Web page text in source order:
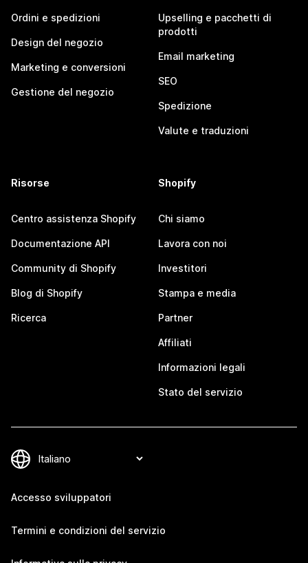
Ordini e spedizioni
Design del negozio
Marketing e conversioni
Gestione del negozio
Upselling e pacchetti di
prodotti
Email marketing
SEO
Spedizione
Valute e traduzioni
Risorse
Centro assistenza Shopify
Documentazione API
Community di Shopify
Blog di Shopify
Ricerca
Shopify
Chi siamo
Lavora con noi
Investitori
Stampa e media
Partner
Affiliati
Informazioni legali
Stato del servizio
Accesso sviluppatori
Termini e condizioni del servizio